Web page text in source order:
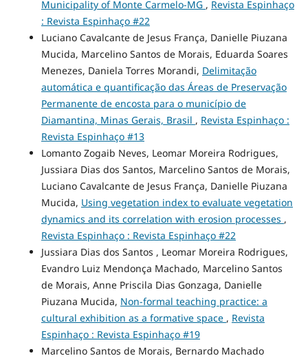
Municipality of Monte Carmelo-MG , Revista Espinhaço
: Revista Espinhaço #22
Luciano Cavalcante de Jesus França, Danielle Piuzana
Mucida, Marcelino Santos de Morais, Eduarda Soares
Menezes, Daniela Torres Morandi, Delimitação
automática e quantificação das Áreas de Preservação
Permanente de encosta para o município de
Diamantina, Minas Gerais, Brasil , Revista Espinhaço :
Revista Espinhaço #13
Lomanto Zogaib Neves, Leomar Moreira Rodrigues,
Jussiara Dias dos Santos, Marcelino Santos de Morais,
Luciano Cavalcante de Jesus França, Danielle Piuzana
Mucida, Using vegetation index to evaluate vegetation
dynamics and its correlation with erosion processes ,
Revista Espinhaço : Revista Espinhaço #22
Jussiara Dias dos Santos , Leomar Moreira Rodrigues,
Evandro Luiz Mendonça Machado, Marcelino Santos
de Morais, Anne Priscila Dias Gonzaga, Danielle
Piuzana Mucida, Non-formal teaching practice: a
cultural exhibition as a formative space , Revista
Espinhaço : Revista Espinhaço #19
Marcelino Santos de Morais, Bernardo Machado